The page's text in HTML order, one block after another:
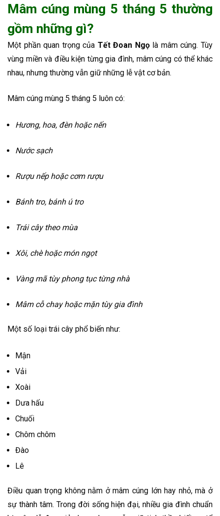
Mâm cúng mùng 5 tháng 5 thường
gồm những gì?
Một phần quan trọng của Tết Đoan Ngọlà mâm cúng. Tùy
vùng miền và điều kiện từng gia đình, mâm cúng có thể khác
nhau, nhưng thường vẫn giữ những lễ vật cơ bản.
Mâm cúng mùng 5 tháng 5 luôn có:
Hương, hoa, đèn hoặc nến
Nước sạch
Rượu nếp hoặc cơm rượu
Bánh tro, bánh ú tro
Trái cây theo mùa
Xôi, chè hoặc món ngọt
Vàng mã tùy phong tục từng nhà
Mâm cỗ chay hoặc mặn tùy gia đình
Một số loại trái cây phổ biến như:
Mận
Vải
Xoài
Dưa hấu
Chuối
Chôm chôm
Đào
Lê
Điều quan trọng không nằm ở mâm cúng lớn hay nhỏ, mà ở
sự thành tâm. Trong đời sống hiện đại, nhiều gia đình chuẩn